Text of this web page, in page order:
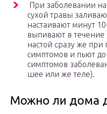
При заболевании
сухой травы
настаивают минут
выпивают в
настой сразу же
симптомов и пьют
симптомов
шее или же теле).
Можно ли дома